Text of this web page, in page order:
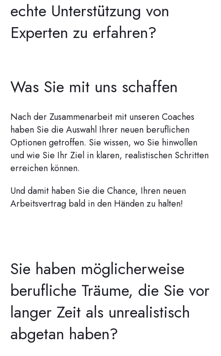
echte Unterstützung von
Experten zu erfahren?
Was Sie mit uns schaffen
Nach der Zusammenarbeit mit unseren Coaches
haben Sie die Auswahl Ihrer neuen beruflichen
Optionen getroffen. Sie wissen, wo Sie hinwollen
und wie Sie Ihr Ziel in klaren, realistischen Schritten
erreichen können.
Und damit haben Sie die Chance, Ihren neuen
Arbeitsvertrag bald in den Händen zu halten!
Sie haben möglicherweise
berufliche Träume, die Sie vor
langer Zeit als unrealistisch
abgetan haben?